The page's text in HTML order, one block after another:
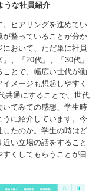
うな社員紹介
ヒアリングを進めてい
が整っていることが分か
おいて、ただ単に社員
、「20代」、「30代」
とで、幅広い世代が働
メージも想起しやすく
共通にすることで、世代
てみての感想、学生時
に紹介しています。今
たのか。学生の時はど
い立場の話をすること
くしてもらうことが目